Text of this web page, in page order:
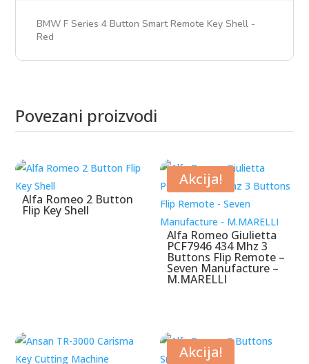
BMW F Series 4 Button Smart Remote Key Shell -
Red
Povezani proizvodi
Povezani proizvodi
Alfa Romeo 2 Button
Flip Key Shell
Akcija!
Alfa Romeo Giulietta
PCF7946 434 Mhz 3
Buttons Flip Remote –
Seven Manufacture –
M.MARELLI
Akcija!